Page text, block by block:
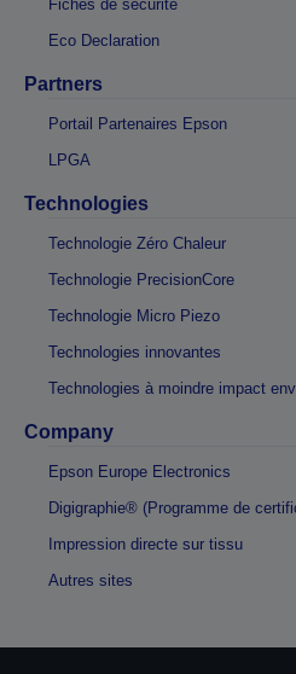
Fiches de sécurité
Eco Declaration
Partners
Portail Partenaires Epson
LPGA
Technologies
Technologie Zéro Chaleur
Technologie PrecisionCore
Technologie Micro Piezo
Technologies innovantes
Technologies à moindre impact
Company
Epson Europe Electronics
Digigraphie® (Programme de
Impression directe sur tissu
Autres sites